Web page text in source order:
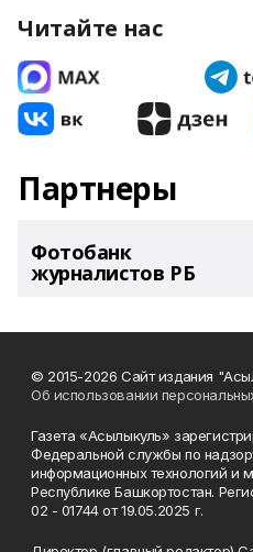
Читайте нас
Партнеры
Фотобанк
журналистов РБ
© 2015-2026 Сайт издания
Об использовании
Газета «Асылыкуль»
Федеральной службы по
информационных технологий и
Республике Башкортостан.
02 - 01744 от 19.05.2025 г.